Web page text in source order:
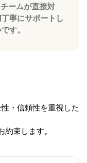
ームが直接対
寧にサポートし
す。
・信頼性を重視した
束します。